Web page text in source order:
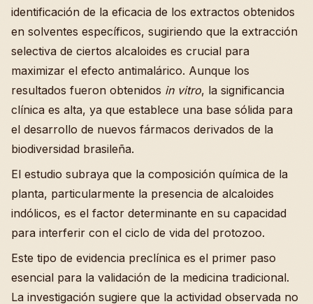
identificación de la eficacia de los extractos obtenidos
en solventes específicos, sugiriendo que la extracción
selectiva de ciertos alcaloides es crucial para
maximizar el efecto antimalárico. Aunque los
resultados fueron obtenidos in vitro, la significancia
clínica es alta, ya que establece una base sólida para
el desarrollo de nuevos fármacos derivados de la
biodiversidad brasileña.
El estudio subraya que la composición química de la
planta, particularmente la presencia de alcaloides
indólicos, es el factor determinante en su capacidad
para interferir con el ciclo de vida del protozoo.
Este tipo de evidencia preclínica es el primer paso
esencial para la validación de la medicina tradicional.
La investigación sugiere que la actividad observada no